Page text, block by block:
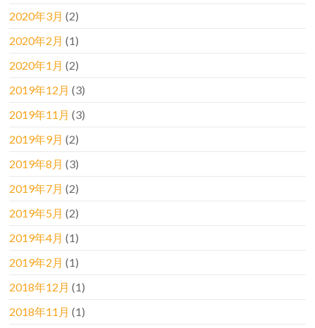
2020年3月 (2)
2020年2月 (1)
2020年1月 (2)
2019年12月 (3)
2019年11月 (3)
2019年9月 (2)
2019年8月 (3)
2019年7月 (2)
2019年5月 (2)
2019年4月 (1)
2019年2月 (1)
2018年12月 (1)
2018年11月 (1)